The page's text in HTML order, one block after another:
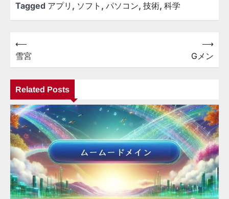
Tagged アプリ , ソフト , パソコン, 技術, 科学
投
稿
ナ
ビ
ゲ
ー
シ
ョ
ン
⟵
雪宮
Gメン
⟶
Related Posts